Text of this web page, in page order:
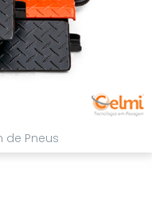
Pneus